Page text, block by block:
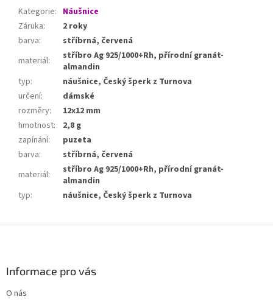
Kategorie: Náušnice
Záruka:
2 roky
barva:
stříbrná, červená
materiál:
stříbro Ag 925/1000+Rh, přírodní granát-
almandin
typ:
náušnice, Český šperk z Turnova
určení:
dámské
rozměry:
12x12 mm
hmotnost:
2,8 g
zapínání:
puzeta
barva:
stříbrná, červená
materiál:
stříbro Ag 925/1000+Rh, přírodní granát-
almandin
typ: náušnice, Český šperk z Turnova
Informace pro vás
O nás